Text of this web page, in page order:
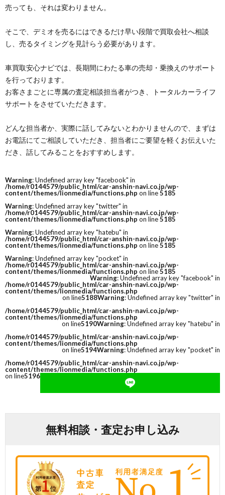
売っても、それは変わりません。
そこで、デミオを売るにはできるだけ早い段階で買取会社へ相談
し、売るタイミングを見計らう必要があります。
車買取安心ナビでは、長期間にわたる車の売却・乗換えのサポート
を行っております。
お客さまごとに専属の査定相談担当者がつき、トータルカーライフ
サポートをさせていただきます。
どんな担当者か、実際に話してみないとわかりませんので、まずは
お電話にてご相談していただき、担当者にご要望を軽くお伝えいた
だき、話してみることをおすすめします。
Warning: Undefined array key "facebook" in
/home/r0144579/public_html/car-anshin-navi.co.jp/wp-
content/themes/lionmedia/functions.php on line5185
Warning: Undefined array key "twitter" in
/home/r0144579/public_html/car-anshin-navi.co.jp/wp-
content/themes/lionmedia/functions.php on line5185
Warning: Undefined array key "hatebu" in
/home/r0144579/public_html/car-anshin-navi.co.jp/wp-
content/themes/lionmedia/functions.php on line5185
Warning: Undefined array key "pocket" in
/home/r0144579/public_html/car-anshin-navi.co.jp/wp-
content/themes/lionmedia/functions.php on line5185
Warning: Undefined array key "facebook" in
/home/r0144579/public_html/car-anshin-navi.co.jp/wp-
content/themes/lionmedia/functions.php
on line5188Warning: Undefined array key "twitter" in
/home/r0144579/public_html/car-anshin-navi.co.jp/wp-
content/themes/lionmedia/functions.php
on line5190Warning: Undefined array key "hatebu" in
/home/r0144579/public_html/car-anshin-navi.co.jp/wp-
content/themes/lionmedia/functions.php
on line5194Warning: Undefined array key "pocket" in
/home/r0144579/public_html/car-anshin-navi.co.jp/wp-
content/themes/lionmedia/functions.php
on line5196
無料相談・査定お申し込み